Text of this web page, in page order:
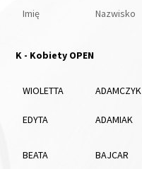
Imię Nazwisko
K - Kobiety OPEN
WIOLETTA ADAMCZYK
EDYTA ADAMIAK
BEATA BAJCAR